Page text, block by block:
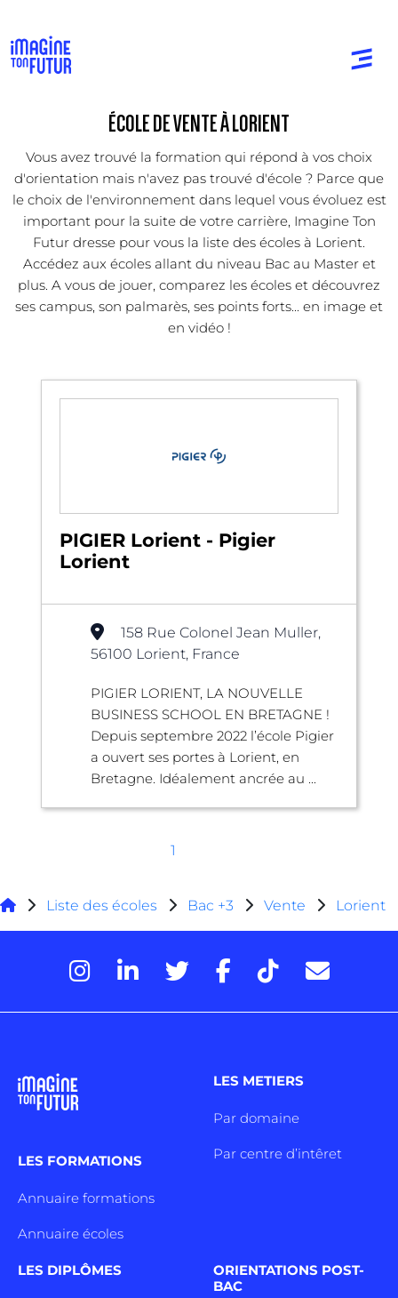
ÉCOLE DE VENTE À LORIENT
Vous avez trouvé la formation qui répond à vos choix
d'orientation mais n'avez pas trouvé d'école ? Parce que
le choix de l'environnement dans lequel vous évoluez est
important pour la suite de votre carrière, Imagine Ton
Futur dresse pour vous la liste des écoles à Lorient.
Accédez aux écoles allant du niveau Bac au Master et
plus. A vous de jouer, comparez les écoles et découvrez
ses campus, son palmarès, ses points forts... en image et
en vidéo !
PIGIER Lorient - Pigier
Lorient
158 Rue Colonel Jean Muller,
56100 Lorient, France
PIGIER LORIENT, LA NOUVELLE
BUSINESS SCHOOL EN BRETAGNE !
Depuis septembre 2022 l’école Pigier
a ouvert ses portes à Lorient, en
Bretagne. Idéalement ancrée au ...
1
Liste des écoles Bac +3 Vente Lorient
LES FORMATIONS
Annuaire formations
Annuaire écoles
LES METIERS
Par domaine
Par centre d’intêret
LES DIPLÔMES
ORIENTATIONS POST-
BAC